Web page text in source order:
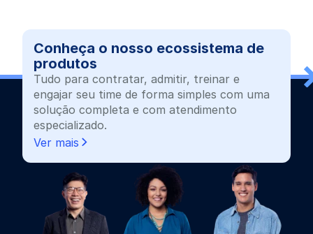
Conheça o nosso ecossistema de
produtos
Tudo para contratar, admitir, treinar e
engajar seu time de forma simples com uma
solução completa e com atendimento
especializado.
Ver mais